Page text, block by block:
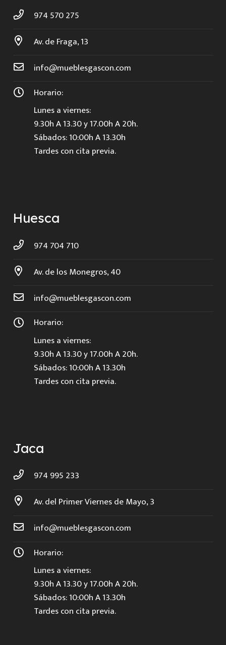
974 570 275
Av. de Fraga, 13
info@mueblesgascon.com
Horario:
Lunes a viernes:
9.30h A 13.30 y 17.00h A 20h.
Sábados: 10:00h A 13.30h
Tardes con cita previa.
Huesca
974 704 710
Av. de los Monegros, 40
info@mueblesgascon.com
Horario:
Lunes a viernes:
9.30h A 13.30 y 17.00h A 20h.
Sábados: 10:00h A 13.30h
Tardes con cita previa.
Jaca
974 995 233
Av. del Primer Viernes de Mayo, 3
info@mueblesgascon.com
Horario:
Lunes a viernes:
9.30h A 13.30 y 17.00h A 20h.
Sábados: 10:00h A 13.30h
Tardes con cita previa.